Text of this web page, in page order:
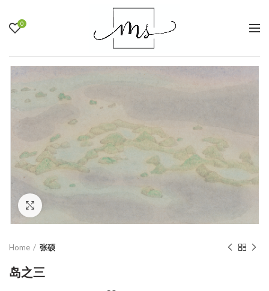
0
Home 张硕
岛之三